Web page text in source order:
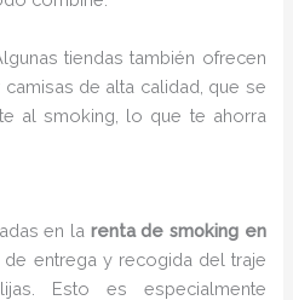
tiendas también ofrecen
de alta calidad, que se
al smoking, lo que te ahorra
en la renta de smoking en
entrega y recogida del traje
Esto es especialmente